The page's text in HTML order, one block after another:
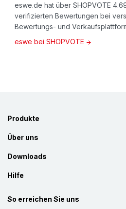
eswe.de hat über SHOPVOTE
verifizierten Bewertungen bei
Bewertungs- und
eswe bei SHOPVOTE
Produkte
Über uns
Downloads
Hilfe
So erreichen Sie uns